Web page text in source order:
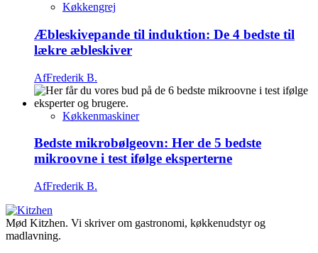
Køkkengrej
Æbleskivepande til induktion: De 4 bedste til
lækre æbleskiver
AfFrederik B.
Køkkenmaskiner
Bedste mikrobølgeovn: Her de 5 bedste
mikroovne i test ifølge eksperterne
AfFrederik B.
Mød Kitzhen. Vi skriver om gastronomi, køkkenudstyr og
madlavning.